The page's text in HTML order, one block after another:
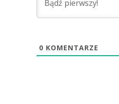
0 KOMENTARZE